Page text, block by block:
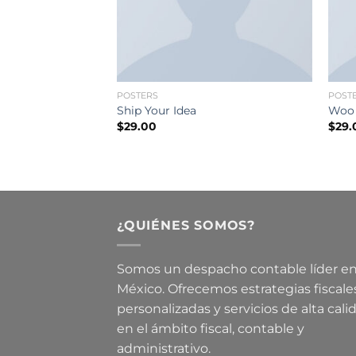
POSTERS
Ship Your Idea
$29.00
$
¿QUIÉNES SOMOS?
Somos un despacho contable líder en
México. Ofrecemos estrategias
personalizadas y servicios de alta
en el ámbito fiscal, contable y
administrativo.